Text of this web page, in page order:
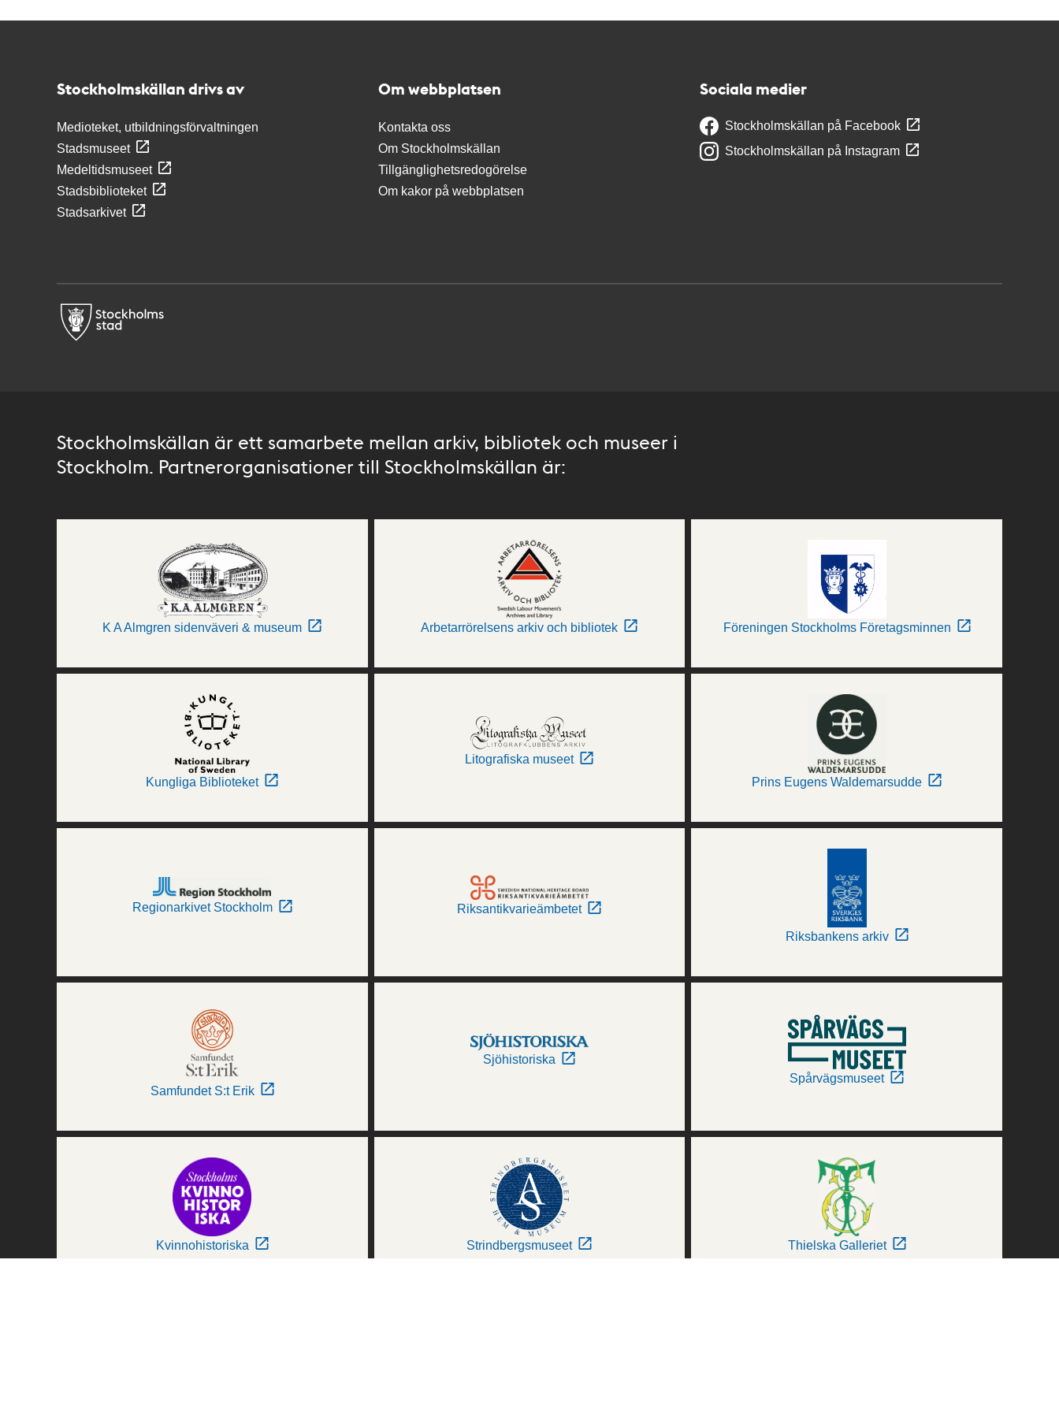
Stockholmskällan drivs av
Medioteket, utbildningsförvaltningen
Stadsmuseet
Medeltidsmuseet
Stadsbiblioteket
Stadsarkivet
Om webbplatsen
Kontakta oss
Om Stockholmskällan
Tillgänglighetsredogörelse
Om kakor på webbplatsen
Sociala medier
Stockholmskällan på Facebook
Stockholmskällan på Instagram
Stockholmskällan är ett samarbete mellan arkiv, bibliotek och museer i
Stockholm. Partnerorganisationer till Stockholmskällan är:
K A Almgren sidenväveri & museum Arbetarrörelsens arkiv och bibliotek Föreningen Stockholms Företagsminnen
Kungliga Biblioteket
Litografiska museet
Prins Eugens Waldemarsudde
Regionarkivet Stockholm Riksantikvarieämbetet
Riksbankens arkiv
Samfundet S:t Erik
Sjöhistoriska
Spårvägsmuseet
Kvinnohistoriska Strindbergsmuseet Thielska Galleriet